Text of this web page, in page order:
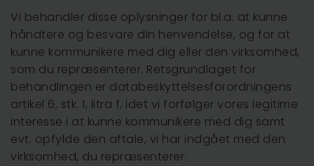
Vi behandler disse oplysninger for bl.a. at kunne
håndtere og besvare din henvendelse, og for at
kunne kommunikere med dig eller den virksomhed,
som du repræsenterer. Retsgrundlaget for
behandlingen er databeskyttelsesforordningens
artikel 6, stk. 1, litra f, idet vi forfølger vores legitime
interesse i at kunne kommunikere med dig samt
evt. opfylde den aftale, vi har indgået med den
virksomhed, du repræsenterer.